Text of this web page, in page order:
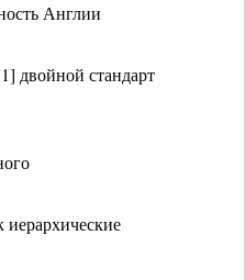
Англии
двойной стандарт